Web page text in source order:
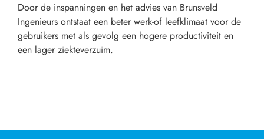
Door de inspanningen en het advies van Brunsveld
Ingenieurs ontstaat een beter werk-of leefklimaat voor de
gebruikers met als gevolg een hogere productiviteit en
een lager ziekteverzuim.